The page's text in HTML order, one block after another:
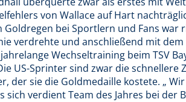
von Wallace auf Hart
bei Sportlern und Fans war
verdrehte und anschließend mit
Wechseltraining beim TSV
US-Sprinter sind zwar die
der sie die Goldmedaille kostete. „
sich verdient Team des Jahres bei